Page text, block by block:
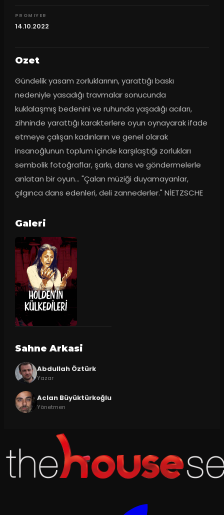
PROMIYER
14.10.2022
Ozet
Gündelik yasam zorluklarının, yarattığı baskı
nedeniyle yasadığı travmalar sonucunda
kuklalaşmış bedenini ve ruhunda yaşadığı acıları,
zihninde yarattığı karakterlere oyun oynayarak ifade
etmeye çalışan kadınların ve genel olarak
insanoğlunun toplum içinde karşılaştığı zorlukları
sembolik fotoğraflar, şarkı, dans ve göndermelerle
anlatan bir oyun... "Çalan müziği duyamayanlar,
çılgınca dans edenleri, deli zannederler." NİETZSCHE
Galeri
Sahne Arkasi
Abdullah Öztürk
Yazar
Aclan Büyüktürkoğlu
Yönetmen